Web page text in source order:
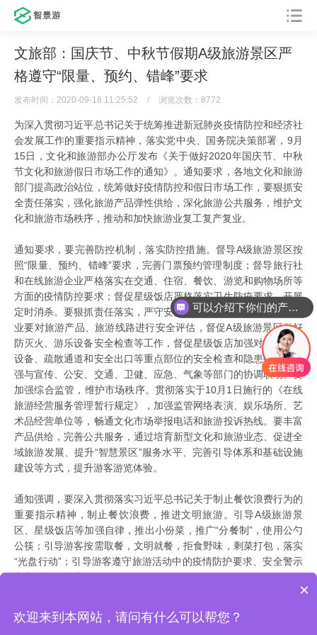
文旅部：国庆节、中秋节假期A级旅游景区严
格遵守“限量、预约、错峰”要求
发布时间：2020-09-18 11:25:52 / 浏览次数：8772
为深入贯彻习近平总书记关于统筹推进新冠肺炎疫情防控和经济社
会发展工作的重要指示精神，落实党中央、国务院决策部署，9月
15日，文化和旅游部办公厅发布《关于做好2020年国庆节、中秋
节文化和旅游假日市场工作的通知》。通知要求，各地文化和旅游
部门提高政治站位，统筹做好疫情防控和假日市场工作，要狠抓安
全责任落实，强化旅游产品弹性供给，深化旅游公共服务，维护文
化和旅游市场秩序，推动和加快旅游业复工复产复业。
通知要求，要完善防控机制，落实防控措施。督导A级旅游景区按
照“限量、预约、错峰”要求，完善门票预约管理制度；督导旅行社
和在线旅游企业严格落实在交通、住宿、餐饮、游览和购物场所等
方面的疫情防控要求；督促星级饭店严格落实卫生防疫要求，开展
定时消杀。要狠抓责任落实，严守安全底线。旅行社和在线旅游企
业要对旅游产品、旅游线路进行安全评估，督促A级旅游景区做好
防灭火、游乐设备安全检查等工作，督促星级饭店加强对消防设施
设备、疏散通道和安全出口等重点部位的安全检查和隐患排查，加
强与宣传、公安、交通、卫健、应急、气象等部门的协调联动。要
加强综合监管，维护市场秩序。贯彻落实于10月1日施行的《在线
旅游经营服务管理暂行规定》，加强监管网络表演、娱乐场所、艺
术品经营单位等，畅通文化市场举报电话和旅游投诉热线。要丰富
产品供给，完善公共服务，通过培育新型文化和旅游业态、促进全
域旅游发展、提升“智慧景区”服务水平、完善引导体系和基础设施
建设等方式，提升游客游览体验。
通知强调，要深入贯彻落实习近平总书记关于制止餐饮浪费行为的
重要指示精神，制止餐饮浪费，推进文明旅游。引导A级旅游景
区、星级饭店等加强自律，推出小份菜，推广“分餐制”，使用公勺
公筷；引导游客按需取餐，文明就餐，拒食野味，剩菜打包，落实
“光盘行动”；引导游客遵守旅游活动中的疫情防护要求、安全警示
2017 智景游www.zhijingyou.comAll rights reserved.鄂ICP备16015595号
可以介绍下你们的产品么
×
欢迎来到本网站，请问有什么可以帮您？